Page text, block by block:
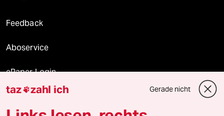
Feedback
Aboservice
ePaper Login
Downloads für Abonnierende
taz zahl ich Gerade nicht